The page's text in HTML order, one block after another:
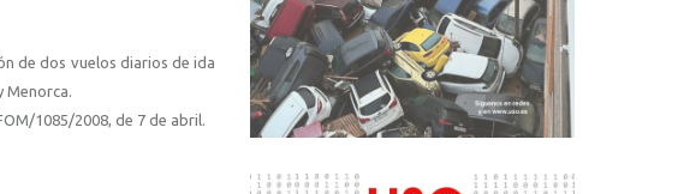
de dos vuelos diarios de ida
Menorca.
1085/2008, de 7 de abril.